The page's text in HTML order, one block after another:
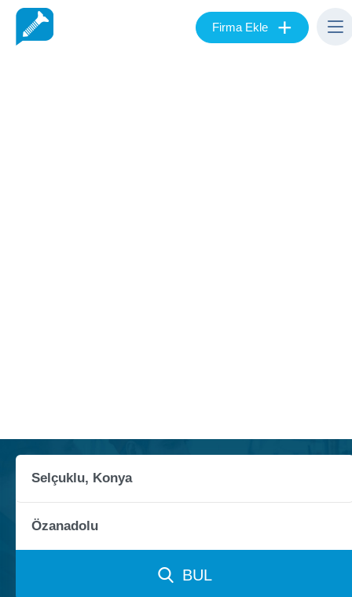
Firma Ekle +
BUL